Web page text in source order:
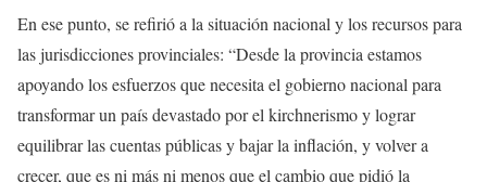
En ese punto, se refirió a la situación nacional y los recursos para
las jurisdicciones provinciales: “Desde la provincia estamos
apoyando los esfuerzos que necesita el gobierno nacional para
transformar un país devastado por el kirchnerismoylograr
equilibrar las cuentas públicas y bajar la inflación, y volver a
crecer, que esni más ni menos que el cambio que pidió la